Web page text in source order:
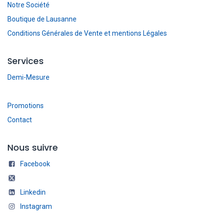
Notre Société
Boutique de Lausanne
Conditions Générales de Vente et mentions Légales
Services
Demi-Mesure
Promotions
Contact
Nous suivre
Facebook
Linkedin
Instagram